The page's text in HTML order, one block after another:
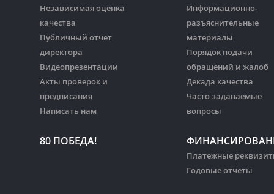
Независимая оценка
качества
Публичный отчет
директора
Видеопрезентации
Акты проверок и
предписания
Написать нам
80 ПОБЕДА!
Информационно-
разъяснительные
материалы
Порядок подачи
обращений и жалоб
Декада качества
Часто задаваемые
вопросы
Платежные
Годовые отчеты